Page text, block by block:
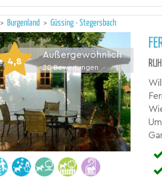
> Burgenland > Güssing - Stegersbach
4,8
Außergewöhnlich
30 Bewertungen